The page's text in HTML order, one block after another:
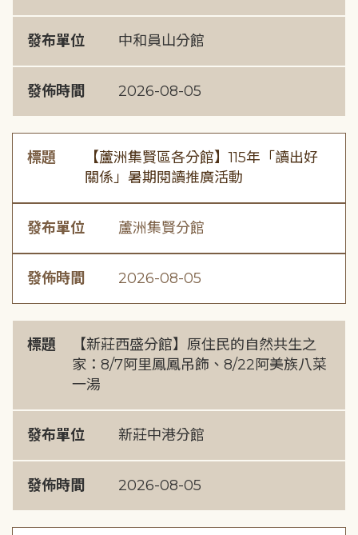
發布單位 中和員山分館
發佈時間 2026-08-05
標題
【蘆洲集賢區各分館】115年「讀出好
關係」暑期閱讀推廣活動
發布單位 蘆洲集賢分館
發佈時間 2026-08-05
標題
【新莊西盛分館】原住民的自然共生之
家：8/7阿里鳳鳳吊飾、8/22阿美族八菜
一湯
發布單位 新莊中港分館
發佈時間 2026-08-05